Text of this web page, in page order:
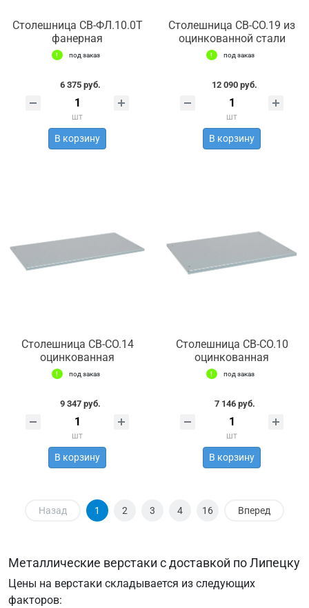
Столешница СВ-ФЛ.10.0Т
фанерная
под заказ
6 375 руб.
шт
В корзину
Столешница СВ-СО.19 из
оцинкованной стали
под заказ
12 090 руб.
шт
В корзину
Столешница СВ-СО.14
оцинкованная
под заказ
9 347 руб.
шт
В корзину
Столешница СВ-СО.10
оцинкованная
под заказ
7 146 руб.
шт
В корзину
Назад 1 2 3 4 16 Вперед
Металлические верстаки с доставкой по Липецку
Цены на верстаки складывается из следующих
факторов: